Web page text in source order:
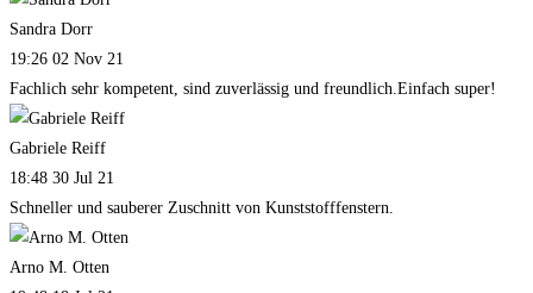
Sandra Dorr
19:26 02 Nov 21
Fachlich sehr kompetent, sind zuverlässig und freundlich.Einfach super!
Gabriele Reiff
18:48 30 Jul 21
Schneller und sauberer Zuschnitt von Kunststofffenstern.
Arno M. Otten